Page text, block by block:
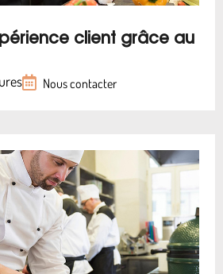
client grâce au
Nous contacter